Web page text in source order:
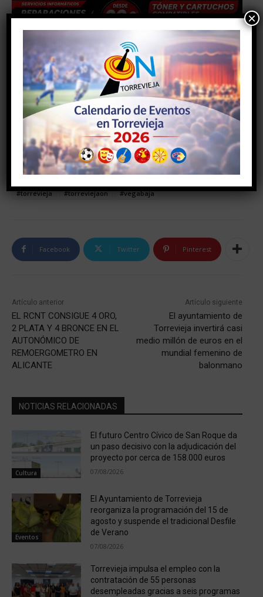
TAGS #alicante #comunidadvalenciana
#deporte
#torrevieja
#torreviejaon #vegabaja
Facebook Twitter Pinterest
Artículo anterior
EL RCNT CONSIGUE 4 ORO,
2 PLATA Y 4 BRONCE EN EL
AUTONÓMICO DE
REMOERGOMETRO EN
ALICANTE
Artículo siguiente
El ayuntamiento de
Torrevieja invertirá casi
medio millón de euros en el
mundial femenino de
balonmano
NOTICIAS RELACIONADAS
Cultura
El futuro Centro Cívico de San Roque da
un paso decisivo con la adjudicación del
proyecto por cerca de 158.000 euros
07/08/2026
Eventos
El Ayuntamiento de Torrevieja
reorganiza la programación del 15 de
agosto y suspende el tradicional Desfile
de Verano
07/08/2026
Torrevieja impulsa el empleo con la
contratación de 55 personas
desempleadas gracias a seis programas
×